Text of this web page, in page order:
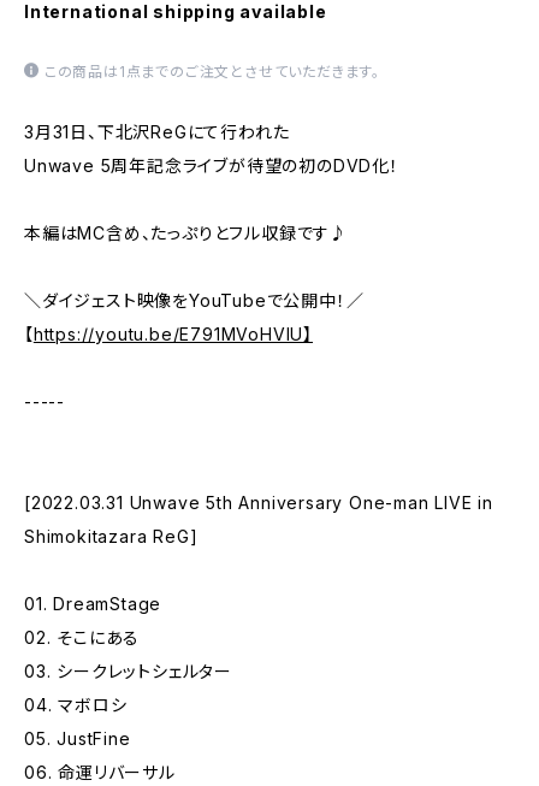
International shipping available
この商品は1点までのご注文とさせていただきます。
3月31日、下北沢ReGにて行われた
Unwave 5周年記念ライブが待望の初のDVD化！
本編はMC含め、たっぷりとフル収録です♪
＼ダイジェスト映像をYouTubeで公開中！／
【https://youtu.be/E791MVoHVIU】
-----
[2022.03.31 Unwave 5th Anniversary One-man LIVE in
Shimokitazara ReG]
01. DreamStage
02. そこにある
03. シークレットシェルター
04. マボロシ
05. JustFine
06. 命運リバーサル